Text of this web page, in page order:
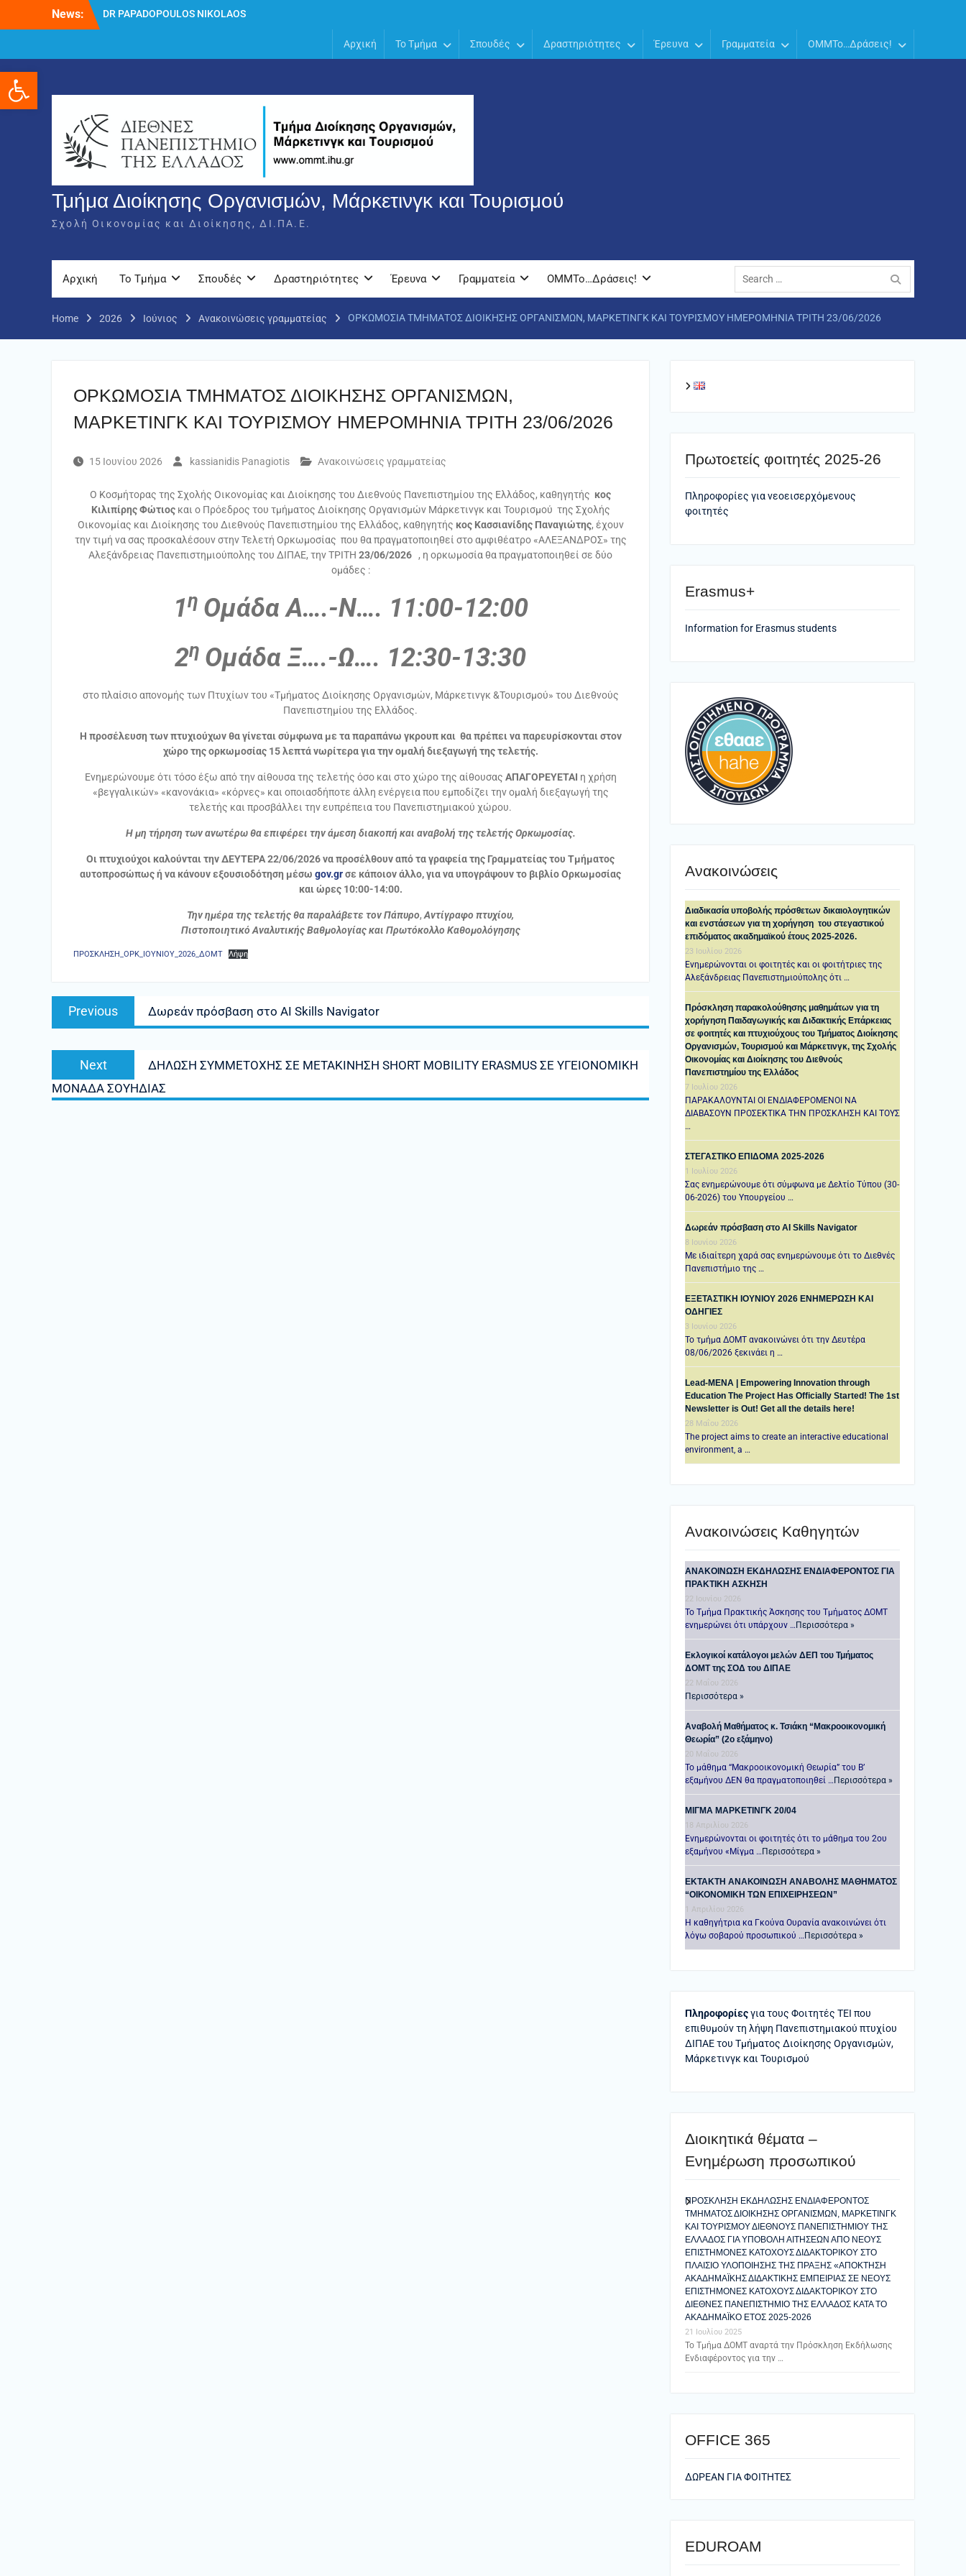
Ανοίξτε τη γραμμή εργαλείων
News:
DR PAPADOPOULOS NIKOLAOS
δικαιολογητικών και ενστάσεων για τη
Αρχική Το Τμήμα Σπουδές Δραστηριότητες Έρευνα Γραμματεία OMMTo…Δράσεις!
Τμήμα Διοίκησης Οργανισμών, Μάρκετινγκ και Τουρισμού
Σχολή Οικονομίας και Διοίκησης, ΔΙ.ΠΑ.Ε.
Αρχική Το Τμήμα Σπουδές Δραστηριότητες Έρευνα Γραμματεία OMMTo…Δράσεις!
Search
for:
Home 2026 Ιούνιος Ανακοινώσεις γραμματείας ΟΡΚΩΜΟΣΙΑ ΤΜΗΜΑΤΟΣ ΔΙΟΙΚΗΣΗΣ ΟΡΓΑΝΙΣΜΩΝ, ΜΑΡΚΕΤΙΝΓΚ ΚΑΙ ΤΟΥΡΙΣΜΟΥ ΗΜΕΡΟΜΗΝΙΑ TΡΙΤΗ 23/06/2026
ΟΡΚΩΜΟΣΙΑ ΤΜΗΜΑΤΟΣ ΔΙΟΙΚΗΣΗΣ ΟΡΓΑΝΙΣΜΩΝ,
ΜΑΡΚΕΤΙΝΓΚ ΚΑΙ ΤΟΥΡΙΣΜΟΥ ΗΜΕΡΟΜΗΝΙΑ TΡΙΤΗ 23/06/2026
15 Ιουνίου 2026 kassianidis Panagiotis Ανακοινώσεις γραμματείας
Ο Κοσμήτορας της Σχολής Οικονομίας και Διοίκησης του Διεθνούς Πανεπιστημίου της Ελλάδος, καθηγητής κος
Κιλιπίρης Φώτιος και ο Πρόεδρος του τμήματος Διοίκησης Οργανισμών Μάρκετινγκ και Τουρισμού της Σχολής
Οικονομίας και Διοίκησης του Διεθνούς Πανεπιστημίου της Ελλάδος, καθηγητής κος Κασσιανίδης Παναγιώτης, έχουν
την τιμή να σας προσκαλέσουν στην Τελετή Ορκωμοσίας που θα πραγματοποιηθεί στο αμφιθέατρο «ΑΛΕΞΑΝΔΡΟΣ» της
Αλεξάνδρειας Πανεπιστημιούπολης του ΔΙΠΑΕ, την ΤΡΙΤΗ 23/06/2026 , η ορκωμοσία θα πραγματοποιηθεί σε δύο
ομάδες :
1η Ομάδα Α….-Ν…. 11:00-12:00
2η Ομάδα Ξ….-Ω…. 12:30-13:30
στο πλαίσιο απονομής των Πτυχίων του «Τμήματος Διοίκησης Οργανισμών, Μάρκετινγκ &Τουρισμού» του Διεθνούς
Πανεπιστημίου της Ελλάδος.
Η προσέλευση των πτυχιούχων θα γίνεται σύμφωνα με τα παραπάνω γκρουπ και θα πρέπει να παρευρίσκονται στον
χώρο της ορκωμοσίας 15 λεπτά νωρίτερα για την ομαλή διεξαγωγή της τελετής.
Ενημερώνουμε ότι τόσο έξω από την αίθουσα της τελετής όσο και στο χώρο της αίθουσας ΑΠΑΓΟΡΕΥΕΤΑΙ η χρήση
«βεγγαλικών» «κανονάκια» «κόρνες» και οποιασδήποτε άλλη ενέργεια που εμποδίζει την ομαλή διεξαγωγή της
τελετής και προσβάλλει την ευπρέπεια του Πανεπιστημιακού χώρου.
Η μη τήρηση των ανωτέρω θα επιφέρει την άμεση διακοπή και αναβολή της τελετής Ορκωμοσίας.
Οι πτυχιούχοι καλούνται την ΔΕΥΤΕΡΑ 22/06/2026 να προσέλθουν από τα γραφεία της Γραμματείας του Τμήματος
αυτοπροσώπως ή να κάνουν εξουσιοδότηση μέσω gov.grσε κάποιον άλλο, για να υπογράψουν το βιβλίο Ορκωμοσίας
και ώρες 10:00-14:00.
Την ημέρα της τελετήςθα παραλάβετε τον Πάπυρο, Αντίγραφο πτυχίου,
Πιστοποιητικό Αναλυτικής Βαθμολογίας και Πρωτόκολλο Καθομολόγησης
ΠΡΟΣΚΛΗΣΗ_ΟΡΚ_ΙΟΥΝΙΟΥ_2026_ΔΟΜΤ Λήψη
Πλοήγηση
άρθρων
Previous
Previous
post:
Δωρεάν πρόσβαση στο AI Skills Navigator
Next
post:
ΔΗΛΩΣΗ ΣΥΜΜΕΤΟΧΗΣ ΣΕ ΜΕΤΑΚΙΝΗΣΗ SHORT MOBILITY ERASMUS ΣΕ ΥΓΕΙΟΝΟΜΙΚΗ
ΜΟΝΑΔΑ ΣΟΥΗΔΙΑΣ
Πρωτοετείς φοιτητές 2025-26
Πληροφορίες για νεοεισερχόμενους
φοιτητές
Erasmus+
Information for Erasmus students
Ανακοινώσεις
Διαδικασία υποβολής πρόσθετων δικαιολογητικών
και ενστάσεων για τη χορήγηση του στεγαστικού
επιδόματος ακαδημαϊκού έτους 2025-2026.
23 Ιουλίου 2026
Ενημερώνονται οι φοιτητές και οι φοιτήτριες της
Αλεξάνδρειας Πανεπιστημιούπολης ότι …
Πρόσκληση παρακολούθησης μαθημάτων για τη
χορήγηση Παιδαγωγικής και Διδακτικής Επάρκειας
σε φοιτητές και πτυχιούχους του Τμήματος Διοίκησης
Οργανισμών, Τουρισμού και Μάρκετινγκ, της Σχολής
Οικονομίας και Διοίκησης του Διεθνούς
Πανεπιστημίου της Ελλάδος
7 Ιουλίου 2026
ΠΑΡΑΚΑΛΟΥΝΤΑΙ ΟΙ ΕΝΔΙΑΦΕΡΟΜΕΝΟΙ ΝΑ
ΔΙΑΒΑΣΟΥΝ ΠΡΟΣΕΚΤΙΚΑ ΤΗΝ ΠΡΟΣΚΛΗΣΗ ΚΑΙ ΤΟΥΣ
…
ΣΤΕΓΑΣΤΙΚΟ ΕΠΙΔΟΜΑ 2025-2026
1 Ιουλίου 2026
Σας ενημερώνουμε ότι σύμφωνα με Δελτίο Τύπου (30-
06-2026) του Υπουργείου …
Δωρεάν πρόσβαση στο AI Skills Navigator
8 Ιουνίου 2026
Με ιδιαίτερη χαρά σας ενημερώνουμε ότι το Διεθνές
Πανεπιστήμιο της …
ΕΞΕΤΑΣΤΙΚΗ IOYNIOY 2026 ΕΝΗΜΕΡΩΣΗ ΚΑΙ
ΟΔΗΓΙΕΣ
3 Ιουνίου 2026
Το τμήμα ΔΟΜΤ ανακοινώνει ότι την Δευτέρα
08/06/2026 ξεκινάει η …
Lead-MENA | Empowering Innovation through
Education The Project Has Officially Started! The 1st
Newsletter is Out! Get all the details here!
28 Μαΐου 2026
The project aims to create an interactive educational
environment, a …
Ανακοινώσεις Καθηγητών
ANAKOINΩΣΗ ΕΚΔΗΛΩΣΗΣ ΕΝΔΙΑΦΕΡΟΝΤΟΣ ΓΙΑ
ΠΡΑΚΤΙΚΗ ΑΣΚΗΣΗ
22 Ιουνίου 2026
Το Τμήμα Πρακτικής Άσκησης του Τμήματος ΔΟΜΤ
ενημερώνει ότι υπάρχουν … Περισσότερα »
Εκλογικοί κατάλογοι μελών ΔΕΠ του Τμήματος
ΔΟΜΤ της ΣΟΔ του ΔΙΠΑΕ
22 Μαΐου 2026
Περισσότερα »
Αναβολή Μαθήματος κ. Τσιάκη “Μακροοικονομική
Θεωρία” (2ο εξάμηνο)
20 Μαΐου 2026
Το μάθημα “Μακροοικονομική Θεωρία” του Β’
εξαμήνου ΔΕΝ θα πραγματοποιηθεί … Περισσότερα »
ΜΙΓΜΑ ΜΑΡΚΕΤΙΝΓΚ 20/04
18 Απριλίου 2026
Ενημερώνονται οι φοιτητές ότι το μάθημα του 2ου
εξαμήνου «Μίγμα … Περισσότερα »
ΕΚΤΑΚΤΗ ΑΝΑΚΟΙΝΩΣΗ ΑΝΑΒΟΛΗΣ ΜΑΘΗΜΑΤΟΣ
“ΟΙΚΟΝΟΜΙΚΗ ΤΩΝ ΕΠΙΧΕΙΡΗΣΕΩΝ”
1 Απριλίου 2026
Η καθηγήτρια κα Γκούνα Ουρανία ανακοινώνει ότι
λόγω σοβαρού προσωπικού … Περισσότερα »
Πληροφορίεςγια τους Φοιτητές ΤΕΙ που
επιθυμούν τη λήψη Πανεπιστημιακού πτυχίου
ΔΙΠΑΕ του Τμήματος Διοίκησης Οργανισμών,
Μάρκετινγκ και Τουρισμού
Διοικητικά θέματα –
Ενημέρωση προσωπικού
ΠΡΟΣΚΛΗΣΗ ΕΚΔΗΛΩΣΗΣ ΕΝΔΙΑΦΕΡΟΝΤΟΣ
ΤΜΗΜΑΤΟΣ ΔΙΟΙΚΗΣΗΣ ΟΡΓΑΝΙΣΜΩΝ, ΜΑΡΚΕΤΙΝΓΚ
ΚΑΙ ΤΟΥΡΙΣΜΟΥ ΔΙΕΘΝΟΥΣ ΠΑΝΕΠΙΣΤΗΜΙΟΥ ΤΗΣ
ΕΛΛΑΔΟΣ ΓΙΑ ΥΠΟΒΟΛΗ ΑΙΤΗΣΕΩΝ ΑΠΟ ΝΕΟΥΣ
ΕΠΙΣΤΗΜΟΝΕΣ ΚΑΤΟΧΟΥΣ ΔΙΔΑΚΤΟΡΙΚΟΥ ΣΤΟ
ΠΛΑΙΣΙΟ ΥΛΟΠΟΙΗΣΗΣ ΤΗΣ ΠΡΑΞΗΣ «ΑΠΟΚΤΗΣΗ
ΑΚΑΔΗΜΑΪΚΗΣ ΔΙΔΑΚΤΙΚΗΣ ΕΜΠΕΙΡΙΑΣ ΣΕ ΝΕΟΥΣ
ΕΠΙΣΤΗΜΟΝΕΣ ΚΑΤΟΧΟΥΣ ΔΙΔΑΚΤΟΡΙΚΟΥ ΣΤΟ
ΔΙΕΘΝΕΣ ΠΑΝΕΠΙΣΤΗΜΙΟ ΤΗΣ ΕΛΛΑΔΟΣ ΚΑΤΑ ΤΟ
ΑΚΑΔΗΜΑΪΚΟ ΕΤΟΣ 2025-2026
21 Ιουλίου 2025
Το Τμήμα ΔΟΜΤ αναρτά την Πρόσκληση Εκδήλωσης
Ενδιαφέροντος για την …
ΟFFICE 365
ΔΩΡΕΑΝ ΓΙΑ ΦΟΙΤΗΤΕΣ
EDUROAM